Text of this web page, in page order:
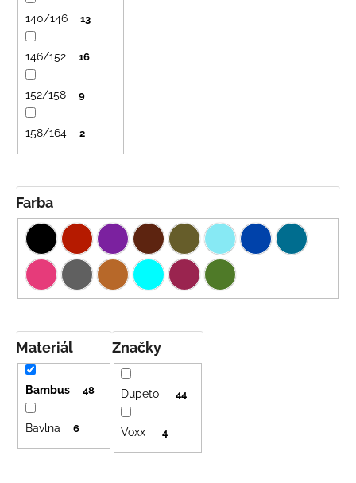
Značky
Dupeto 44
Voxx 4
Farba
Materiál
Bambus 48
Bavlna 6
140/146 13
146/152 16
152/158 9
158/164 2